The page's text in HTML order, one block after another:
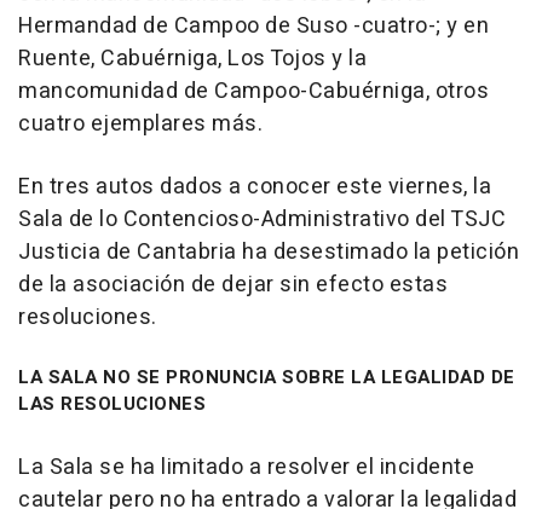
Hermandad de Campoo de Suso -cuatro-; y en
Ruente, Cabuérniga, Los Tojos y la
mancomunidad de Campoo-Cabuérniga, otros
cuatro ejemplares más.
En tres autos dados a conocer este viernes, la
Sala de lo Contencioso-Administrativo del TSJC
Justicia de Cantabria ha desestimado la petición
de la asociación de dejar sin efecto estas
resoluciones.
LA SALA NO SE PRONUNCIA SOBRE LA LEGALIDAD DE
LAS RESOLUCIONES
La Sala se ha limitado a resolver el incidente
cautelar pero no ha entrado a valorar la legalidad